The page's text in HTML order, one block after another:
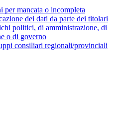
per mancata o incompleta
dei dati da parte dei titolari
politici, di amministrazione, di
o di governo
consiliari regionali/provinciali